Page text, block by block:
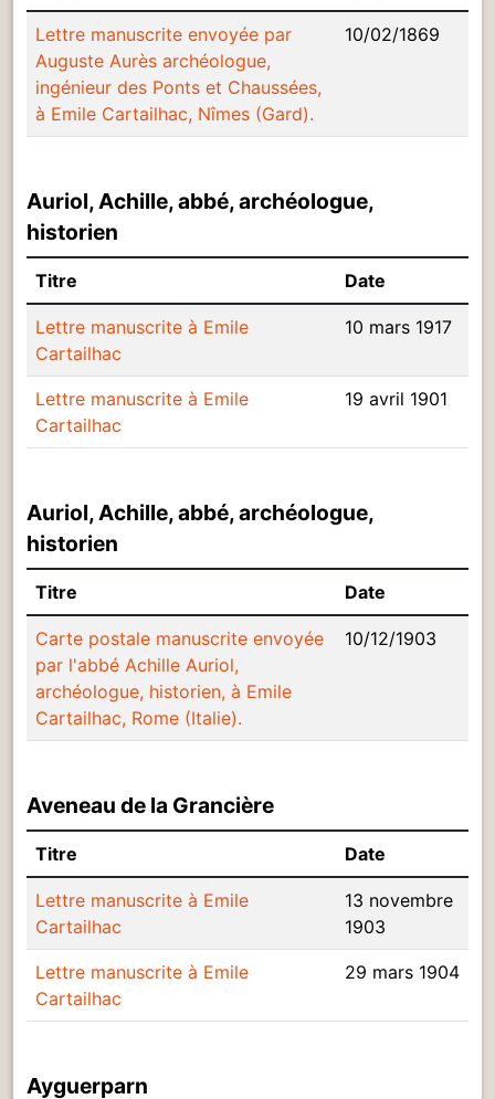
Lettre manuscrite envoyée par
Auguste Aurès archéologue,
ingénieur des Ponts et Chaussées,
à Emile Cartailhac, Nîmes (Gard).
10/02/1869
Auriol, Achille, abbé, archéologue,
historien
Titre Date
Lettre manuscrite à Emile
Cartailhac
10 mars 1917
Lettre manuscrite à Emile
Cartailhac
19 avril 1901
Auriol, Achille, abbé, archéologue,
historien
Titre Date
Carte postale manuscrite envoyée
par l'abbé Achille Auriol,
archéologue, historien, à Emile
Cartailhac, Rome (Italie).
10/12/1903
Aveneau de la Grancière
Titre Date
Lettre manuscrite à Emile
Cartailhac
13 novembre
1903
Lettre manuscrite à Emile
Cartailhac
29 mars 1904
Ayguerparn